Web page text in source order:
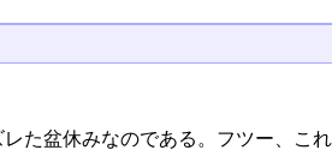
た盆休みなのである。フツー、こ